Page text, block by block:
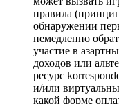
правила
обнаружении
немедленно
участие в
доходов или
ресурс
и/или
какой форме